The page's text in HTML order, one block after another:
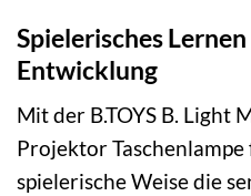
Spielerisches
Entwicklung
Mit der B.TOYS B. Light
Projektor
spielerische Weise die